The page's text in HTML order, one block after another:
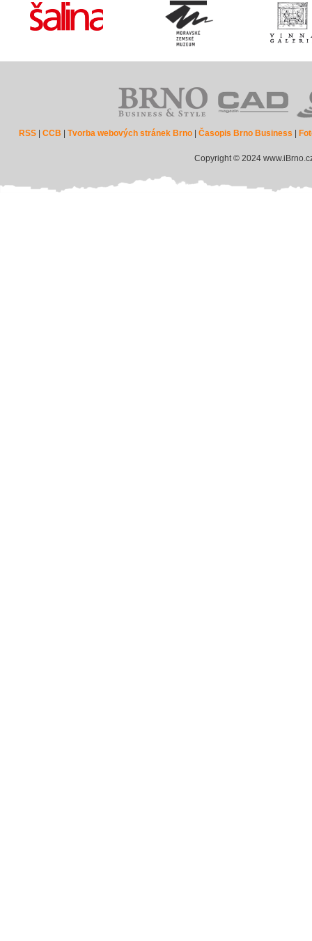
RSS |CCB |Tvorba webových stránek Brno |Časopis Brno Business
Copyright © 2024